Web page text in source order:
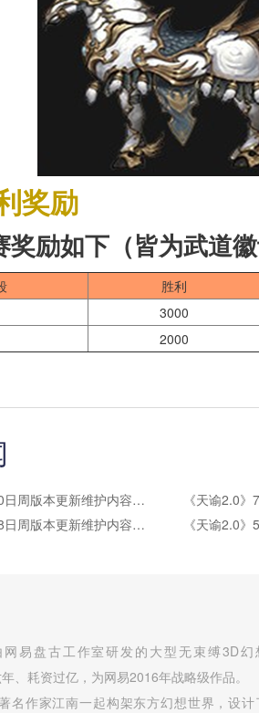
奖励
奖励如下（皆为武道
胜利
3000
2000
《天谕2.0》7月30日周版本更新维护内容公告
《天谕2.0》5月28日周版本更新维护内容公告
网易盘古工作室研发的大型无束缚3D幻
、耗资过亿，为网易2016年战略级作品。
名作家江南一起构架东方幻想世界，设计